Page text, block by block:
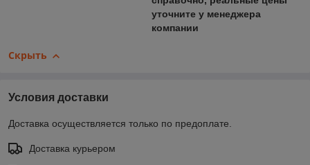
уточните у менеджера
компании
Скрыть
Условия доставки
Доставка осуществляется только по предоплате.
Доставка курьером